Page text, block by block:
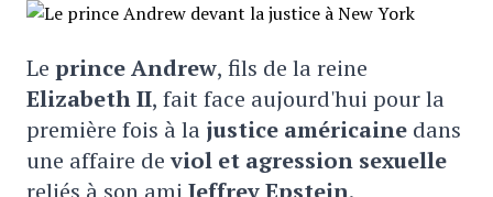
Le prince Andrew, fils de la reine
Elizabeth II, fait face aujourd'hui pour la
première fois à la justice américaine dans
une affaire deviol et agression sexuelle
reliés à son ami Jeffrey Epstein.